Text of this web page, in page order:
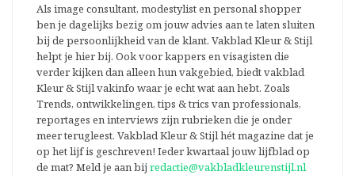
Als image consultant, modestylist en personal shopper
ben je dagelijks bezig om jouw advies aan te laten sluiten
bij de persoonlijkheid van de klant. Vakblad Kleur & Stijl
helpt je hier bij. Ook voor kappers en visagisten die
verder kijken dan alleen hun vakgebied, biedt vakblad
Kleur & Stijl vakinfo waar je echt wat aan hebt. Zoals
Trends, ontwikkelingen, tips & trics van professionals,
reportages en interviews zijn rubrieken die je onder
meer terugleest. Vakblad Kleur & Stijl hét magazine dat je
op het lijf is geschreven! Ieder kwartaal jouw lijfblad op
de mat? Meld je aan bij redactie@vakbladkleurenstijl.nl